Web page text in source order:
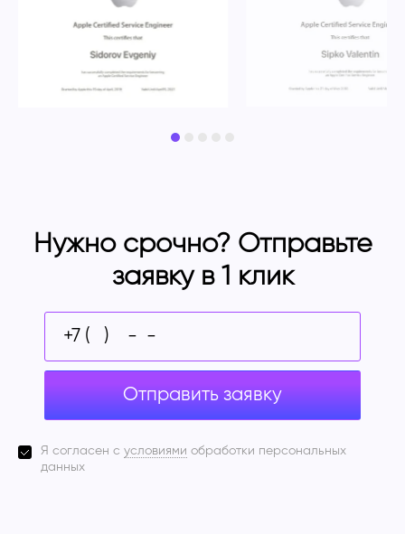
Нужно срочно? Отправьте
заявку в 1 клик
Отправить заявку
Я согласен с условиями обработки персональных
данных